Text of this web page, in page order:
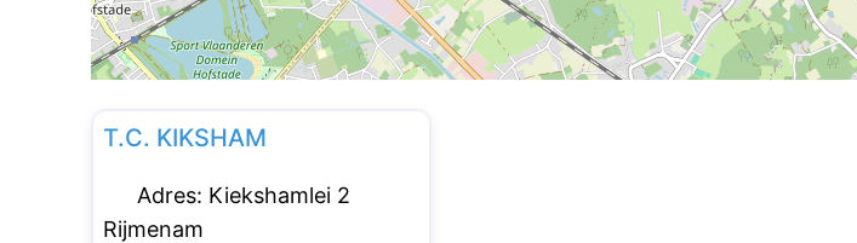
Favorite
T.C. KIKSHAM
Adres: Kiekshamlei 2
Rijmenam